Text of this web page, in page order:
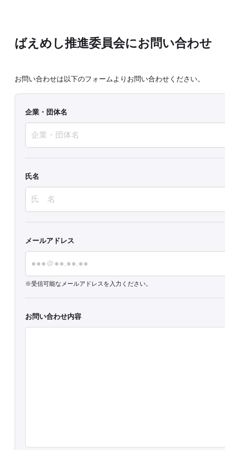
ばえめし推進委員会にお問い合わせ
お問い合わせは以下のフォームよりお問い合わせください。
企業・団体名
氏名
メールアドレス
受信可能なメールアドレスを入力ください。
お問い合わせ内容